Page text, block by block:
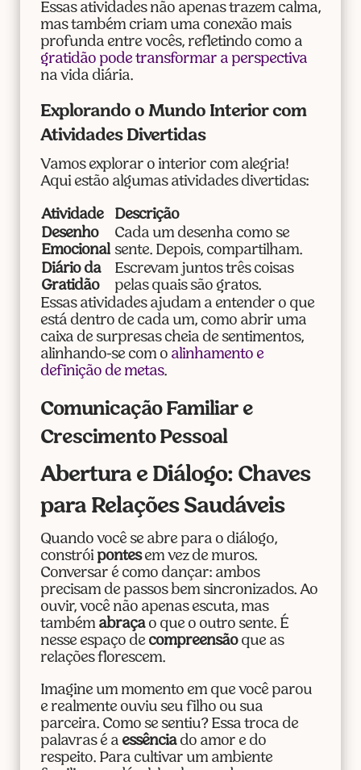
Essas atividades não apenas trazem calma,
mas também criam uma conexão mais
profunda entre vocês, refletindo como a
gratidão pode transformar a perspectiva
na vida diária.
Explorando o Mundo Interior com
Atividades Divertidas
Vamos explorar o interior com alegria!
Aqui estão algumas atividades divertidas:
Atividade
Descrição
Desenho
Emocional
Cada um desenha como se
sente. Depois, compartilham.
Diário da
Gratidão
Escrevam juntos três coisas
pelas quais são gratos.
Essas atividades ajudam a entender o que
está dentro de cada um, como abrir uma
caixa de surpresas cheia de sentimentos,
alinhando-se com o alinhamento e
definição de metas.
Comunicação Familiar e
Crescimento Pessoal
Abertura e Diálogo: Chaves
para Relações Saudáveis
Quando você se abre para o diálogo,
constrói pontesem vez de muros.
Conversar é como dançar: ambos
precisam de passos bem sincronizados. Ao
ouvir, você não apenas escuta, mas
também abraçao que o outro sente. É
nesse espaço de compreensãoque as
relações florescem.
Imagine um momento em que você parou
e realmente ouviu seu filho ou sua
parceira. Como se sentiu? Essa troca de
palavras é a essênciado amor e do
respeito. Para cultivar um ambiente